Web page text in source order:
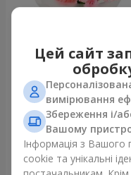
Букет "Рожевий зефір"
1 481 грн
Замовити
Цей сайт
вимірювання
Збереження і/
Вашому
Інформація з
cookie та унікальні